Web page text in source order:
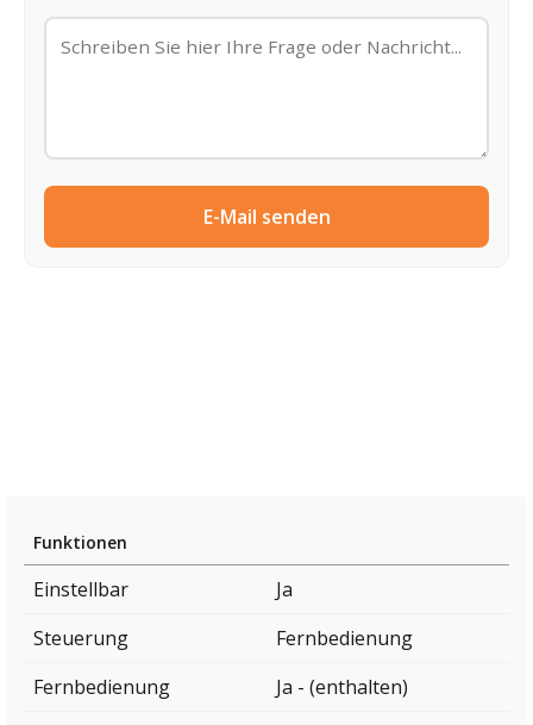
E-Mail senden
Funktionen
Einstellbar
Ja
Steuerung
Fernbedienung
Fernbedienung
Ja - (enthalten)